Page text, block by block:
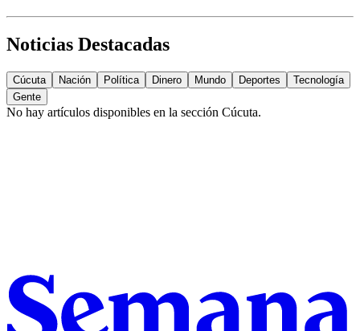
Noticias Destacadas
Cúcuta Nación Política Dinero Mundo Deportes
Tecnología
Gente
No hay artículos disponibles en la sección Cúcuta.